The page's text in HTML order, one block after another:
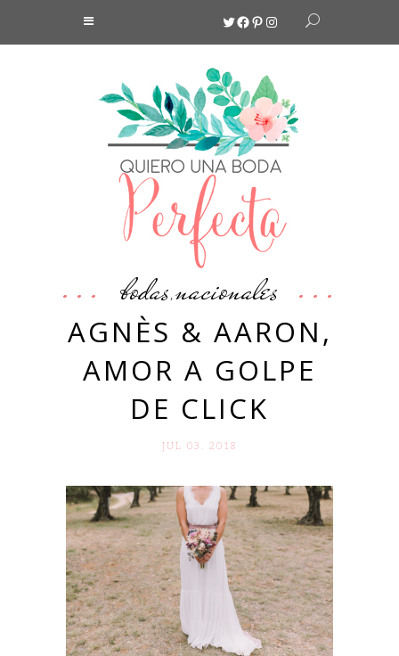
Twitter
Facebook
Pinterest
Instagram
bodas,nacionales
AGNÈS & AARON,
AMOR A GOLPE
DE CLICK
JUL 03. 2018